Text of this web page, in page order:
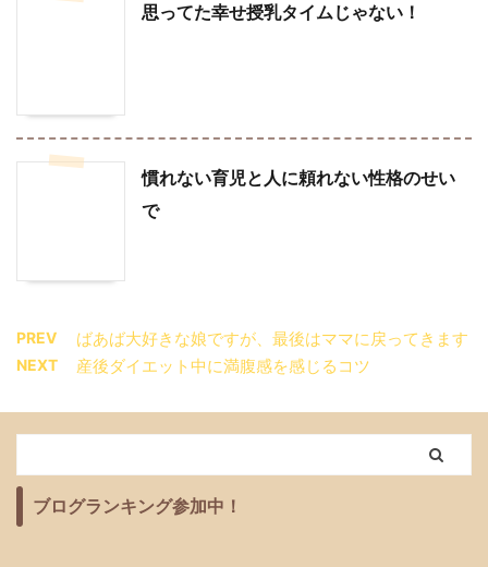
思ってた幸せ授乳タイムじゃない！
慣れない育児と人に頼れない性格のせい
で
PREV ばあば大好きな娘ですが、最後はママに戻ってきます
NEXT 産後ダイエット中に満腹感を感じるコツ
ブログランキング参加中！